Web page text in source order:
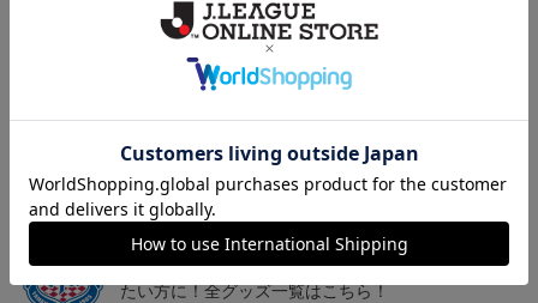
甲府
の必須アイテム！
甲府
ヴァンフォーレ甲府のすべてのグッズをチェックし
たい方に！全グッズ一覧はこちら！